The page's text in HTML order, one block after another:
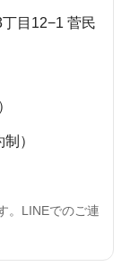
目12−1 菅民
）
。LINEでのご連